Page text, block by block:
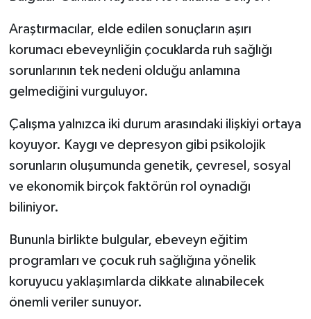
Araştırmacılar, elde edilen sonuçların aşırı
korumacı ebeveynliğin çocuklarda ruh sağlığı
sorunlarının tek nedeni olduğu anlamına
gelmediğini vurguluyor.
Çalışma yalnızca iki durum arasındaki ilişkiyi ortaya
koyuyor. Kaygı ve depresyon gibi psikolojik
sorunların oluşumunda genetik, çevresel, sosyal
ve ekonomik birçok faktörün rol oynadığı
biliniyor.
Bununla birlikte bulgular, ebeveyn eğitim
programları ve çocuk ruh sağlığına yönelik
koruyucu yaklaşımlarda dikkate alınabilecek
önemli veriler sunuyor.